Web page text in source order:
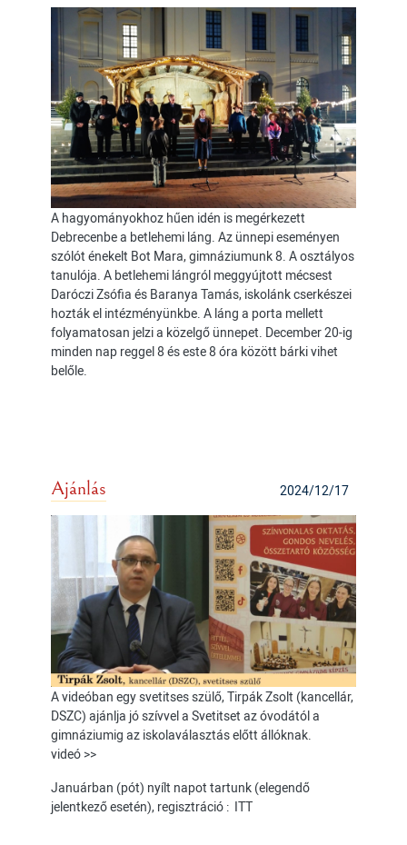
A hagyományokhoz hűen idén is megérkezett
Debrecenbe a betlehemi láng. Az ünnepi eseményen
szólót énekelt Bot Mara, gimnáziumunk 8. A osztályos
tanulója. A betlehemi lángról meggyújtott mécsest
Daróczi Zsófia és Baranya Tamás, iskolánk cserkészei
hozták el intézményünkbe. A láng a porta mellett
folyamatosan jelzi a közelgő ünnepet. December 20-ig
minden nap reggel 8 és este 8 óra között bárki vihet
belőle.
2024/12/17
Ajánlás
A videóban egy svetitses szülő, Tirpák Zsolt (kancellár,
DSZC) ajánlja jó szívvel a Svetitset az óvodától a
gimnáziumig az iskolaválasztás előtt állóknak.
videó >>
Januárban (pót) nyílt napot tartunk (elegendő
jelentkező esetén), regisztráció : ITT